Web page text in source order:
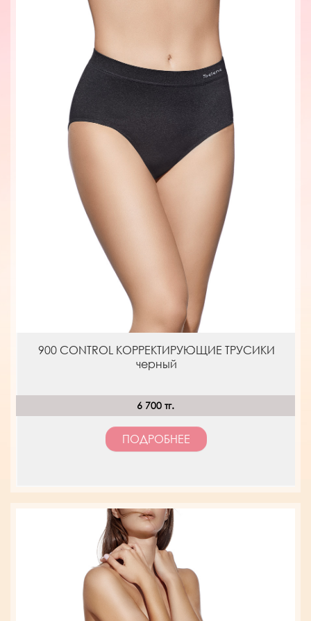
900 CONTROL КОРРЕКТИРУЮЩИЕ ТРУСИКИ
черный
6 700 тг.
ПОДРОБНЕЕ